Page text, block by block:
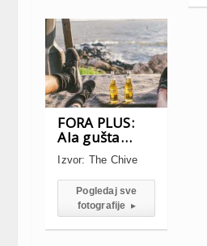
FORA PLUS:
Ala gušta…
Izvor: The Chive
Pogledaj sve
fotografije ▸